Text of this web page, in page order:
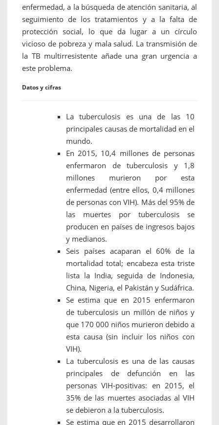
enfermedad, a la búsqueda de atención sanitaria, al
seguimiento de los tratamientos y a la falta de
protección social, lo que da lugar a un círculo
vicioso de pobreza y mala salud. La transmisión de
la TB multirresistente añade una gran urgencia a
este problema.
Datos y cifras
La tuberculosis es una de las 10
principales causas de mortalidad en el
mundo.
En 2015, 10,4 millones de personas
enfermaron de tuberculosis y 1,8
millones murieron por esta
enfermedad (entre ellos, 0,4 millones
de personas con VIH). Más del 95% de
las muertes por tuberculosis se
producen en países de ingresos bajos
y medianos.
Seis países acaparan el 60% de la
mortalidad total; encabeza esta triste
lista la India, seguida de Indonesia,
China, Nigeria, el Pakistán y Sudáfrica.
Se estima que en 2015 enfermaron
de tuberculosis un millón de niños y
que 170 000 niños murieron debido a
esta causa (sin incluir los niños con
VIH).
La tuberculosis es una de las causas
principales de defunción en las
personas VIH-positivas: en 2015, el
35% de las muertes asociadas al VIH
se debieron a la tuberculosis.
Se estima que en 2015 desarrollaron